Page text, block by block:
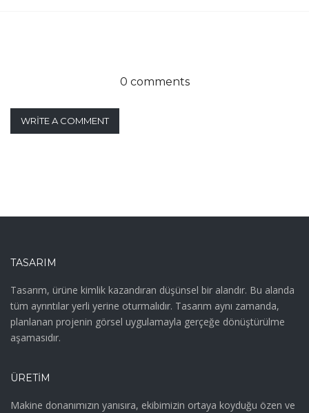
0 comments
WRITE A COMMENT
TASARIM
Tasarım, ürüne kimlik kazandıran düşünsel bir alandır. Bu alanda
tüm ayrıntılar yerli yerine oturmalıdır. Tasarım aynı zamanda,
planlanan projenin görsel uygulamayla gerçeğe dönüştürülme
aşamasıdır.
ÜRETIM
Makine donanımızın yanısıra, ekibimizin ortaya koyduğu özen ve